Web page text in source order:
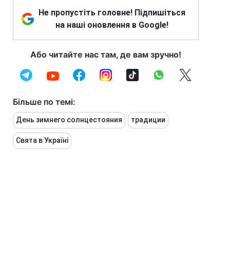
Не пропустіть головне! Підпишіться
на наші оновлення в Google!
Або читайте нас там, де вам зручно!
Більше по темі:
День зимнего солнцестояния традиции
Свята в Україні